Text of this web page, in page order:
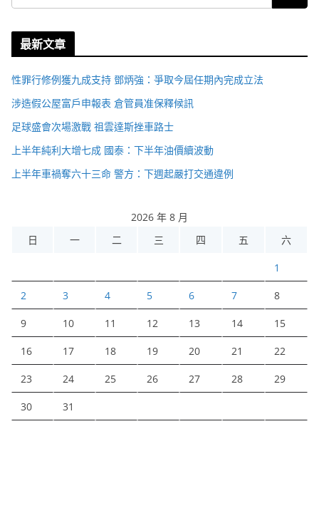
最新文章
性罪行修例獲九成支持 鄧炳強：爭取今屆任期內完成立法
涉造假公屋富戶申報表 倉管員准保釋候訊
足球盛會次場激戰 祖雲達斯挫車路士
上半年純利大增七成 國泰：下半年油價續波動
上半年車禍奪六十三命 警方：下週起嚴打交通違例
2026 年 8 月
日
一 二 三 四 五 六
1
2 3 4 5 6 7 8
9 10 11 12 13 14 15
16 17 18 19 20 21 22
23 24 25 26 27 28 29
30 31